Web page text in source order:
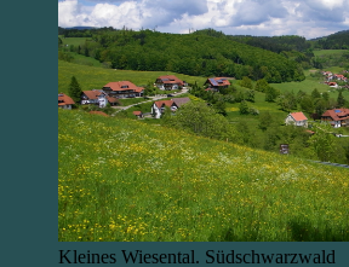
Kleines Wiesental. Südschwarzwald